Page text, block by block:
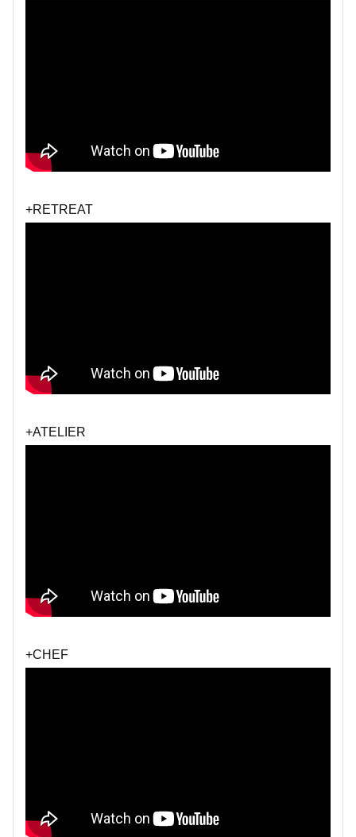
+RETREAT
+ATELIER
+CHEF